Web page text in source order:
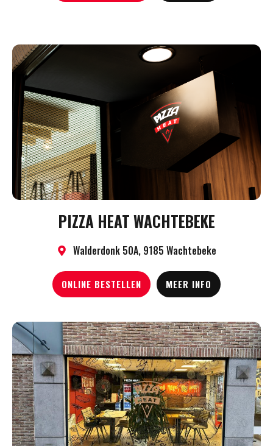
PIZZA HEAT WACHTEBEKE
Walderdonk 50A, 9185 Wachtebeke
ONLINE BESTELLEN MEER INFO